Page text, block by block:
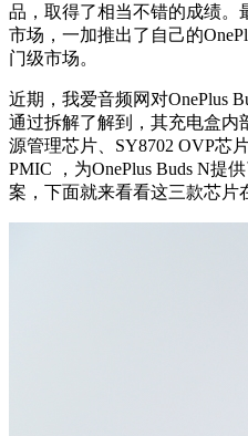
品，取得了相当不错的成绩。
市场，一加推出了自己的
门级市场。
近期，我爱音频网对OnePlus
通过拆解了解到，其充电盒内
源管理芯片、SY8702 OVP芯
PMIC ，为OnePlus Buds N提
案，下面就来看看这三款芯片